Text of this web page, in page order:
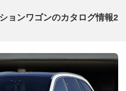
ョンワゴンのカタログ情報2